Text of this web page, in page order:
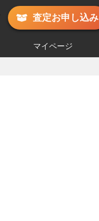
査定お申し込み
マイページ